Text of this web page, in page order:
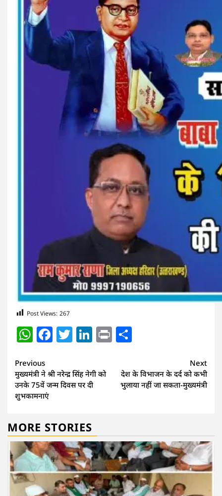
Post Views: 267
WhatsApp
Facebook
Twitter
LinkedIn
Print
Continue
Reading
Previous
मुख्यमंत्री ने श्री नरेन्द्र सिंह नेगी को
उनके 75वें जन्म दिवस पर दी
शुभकामनाएं
Next
देश के विभाजन के दर्द को कभी
भुलाया नहीं जा सकता-मुख्यमंत्री
MORE STORIES